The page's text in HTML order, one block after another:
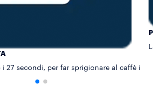
i 27 secondi, per far sprigionare al caffè i